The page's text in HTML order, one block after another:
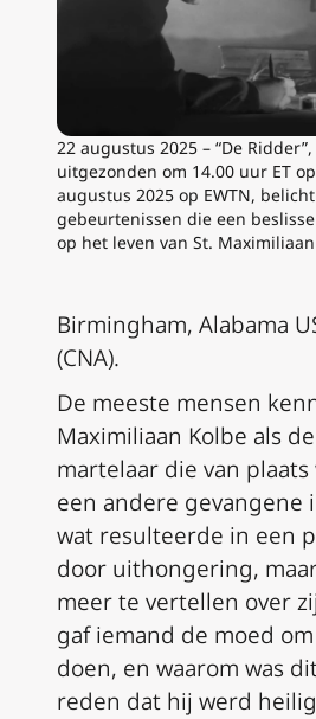
22 augustus 2025 – “De
uitgezonden om 14.00 uur ET
augustus 2025 op EWTN,
gebeurtenissen die een
op het leven van St. Maximiliaan
Birmingham, Alabama
(CNA).
De meeste mensen
Maximiliaan Kolbe als
martelaar die van
een andere gevangene
wat resulteerde in een
door uithongering,
meer te vertellen over
gaf iemand de moed
doen, en waarom was
reden dat hij werd